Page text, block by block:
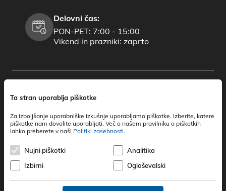
Ta stran uporablja piškotke
Za izboljšanje uporabniške izkušnje uporabljamo piškotke. Izberite, katere
piškotke nam dovolite uporabljati. Več o našem pravilniku o piškotkih
lahko preberete v naši Politiki zasebnosti.
Nujni piškotki
Analitika
Izbirni
Oglaševalski
Delovni čas:
PON-PET: 7:00 - 15:00
Vikend in prazniki: zaprto